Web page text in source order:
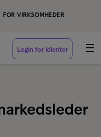
FOR VIRKSOMHEDER
Login for klienter